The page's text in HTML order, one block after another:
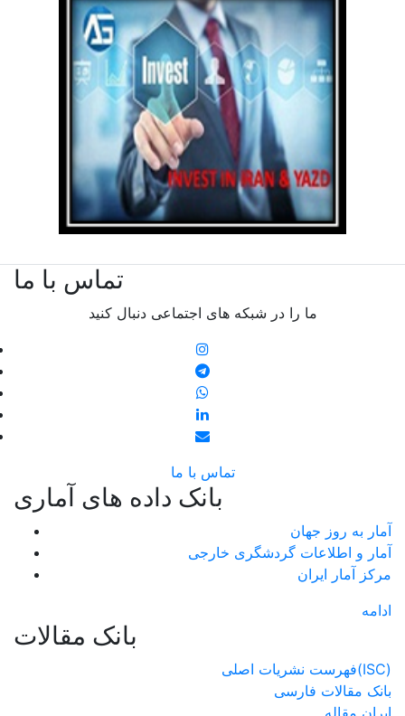
تماس با ما
ما را در شبکه های اجتماعی دنبال کنید
تماس با ما
بانک داده های آماری
آمار به روز جهان
آمار و اطلاعات گردشگری خارجی
مرکز آمار ایران
ادامه
بانک مقالات
فهرست نشریات اصلی(ISC)
بانک مقالات فارسی
ایران مقاله